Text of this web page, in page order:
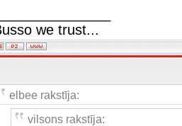
we trust...
elbee rakstīja:
vilsons rakstīja: